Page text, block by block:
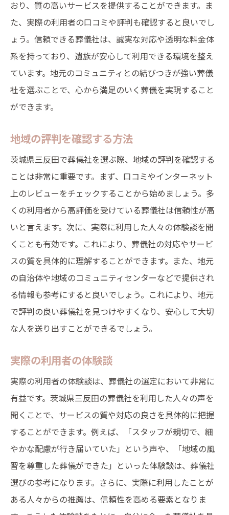
おり、質の高いサービスを提供することができます。ま
た、実際の利用者の口コミや評判も確認すると良いでし
ょう。信頼できる葬儀社は、誠実な対応や透明な料金体
系を持っており、遺族が安心して利用できる環境を整え
ています。地元のコミュニティとの結びつきが強い葬儀
社を選ぶことで、心から満足のいく葬儀を実現すること
ができます。
地域の評判を確認する方法
茨城県三反田で葬儀社を選ぶ際、地域の評判を確認する
ことは非常に重要です。まず、口コミやインターネット
上のレビューをチェックすることから始めましょう。多
くの利用者から高評価を受けている葬儀社は信頼性が高
いと言えます。次に、実際に利用した人々の体験談を聞
くことも有効です。これにより、葬儀社の対応やサービ
スの質を具体的に理解することができます。また、地元
の自治体や地域のコミュニティセンターなどで提供され
る情報も参考にすると良いでしょう。これにより、地元
で評判の良い葬儀社を見つけやすくなり、安心して大切
な人を送り出すことができるでしょう。
実際の利用者の体験談
実際の利用者の体験談は、葬儀社の選定において非常に
有益です。茨城県三反田の葬儀社を利用した人々の声を
聞くことで、サービスの質や対応の良さを具体的に把握
することができます。例えば、「スタッフが親切で、細
やかな配慮が行き届いていた」という声や、「地域の風
習を尊重した葬儀ができた」といった体験談は、葬儀社
選びの参考になります。さらに、実際に利用したことが
ある人々からの推薦は、信頼性を高める要素となりま